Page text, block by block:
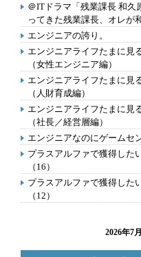
＠ITドラマ「残業課長 和久
ってきた残業課長、オレが
エンジニアの誇り。
エンジニアライフたまに見
（女性エンジニア編）
エンジニアライフたまに見
（人財育成編）
エンジニアライフたまに見
（社長／経営層編）
エンジニアなのにゲームセ
プラスアルファで獲得した
（16）
プラスアルファで獲得した
（12）
2026年7月